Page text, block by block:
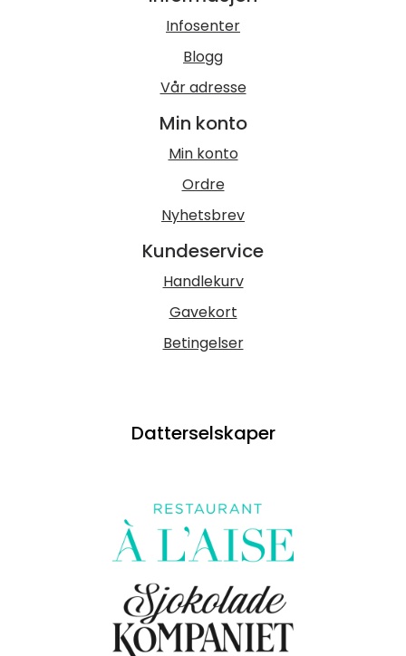
Infosenter
Blogg
Vår adresse
Min konto
Min konto
Ordre
Nyhetsbrev
Kundeservice
Handlekurv
Gavekort
Betingelser
Datterselskaper